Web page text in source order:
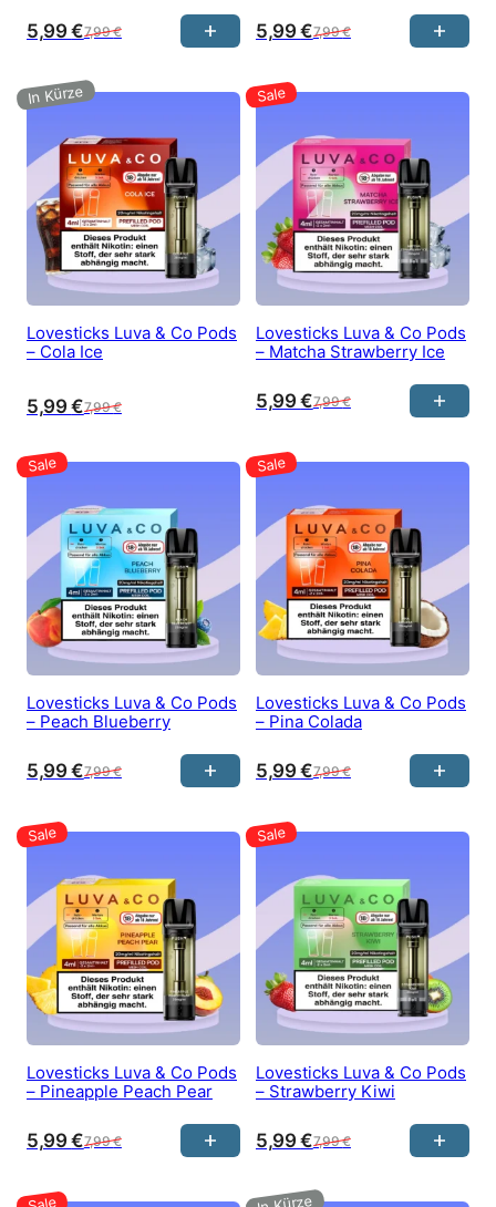
7,99€
5,99€ 7,99€
5,99€
Lovesticks Luva & Co Pods
– Cola Ice
7,99€
5,99€
Lovesticks Luva & Co Pods
– Matcha Strawberry Ice
7,99€
5,99€
Lovesticks Luva & Co Pods
– Peach Blueberry
7,99€
5,99€
Lovesticks Luva & Co Pods
– Pina Colada
7,99€
5,99€
Lovesticks Luva & Co Pods
– Pineapple Peach Pear
7,99€
5,99€
Lovesticks Luva & Co Pods
– Strawberry Kiwi
7,99€
5,99€